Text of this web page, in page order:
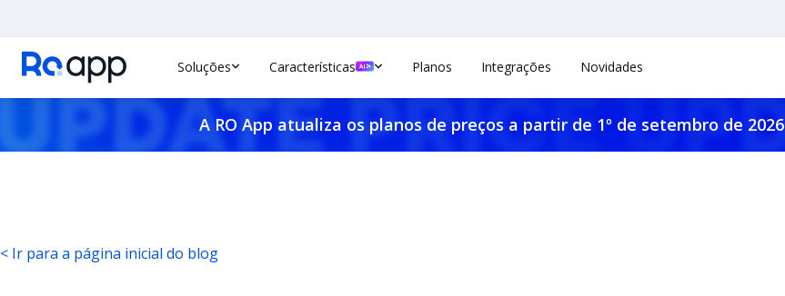
Soluções Características Planos Integrações Novidades
A RO App atualiza os planos de preços a partir de 1º de setembro de 2026
< Ir para a página inicial do blog